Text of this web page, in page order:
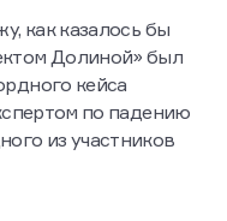
как казалось бы
Долиной» был
кейса
по падению
из участников